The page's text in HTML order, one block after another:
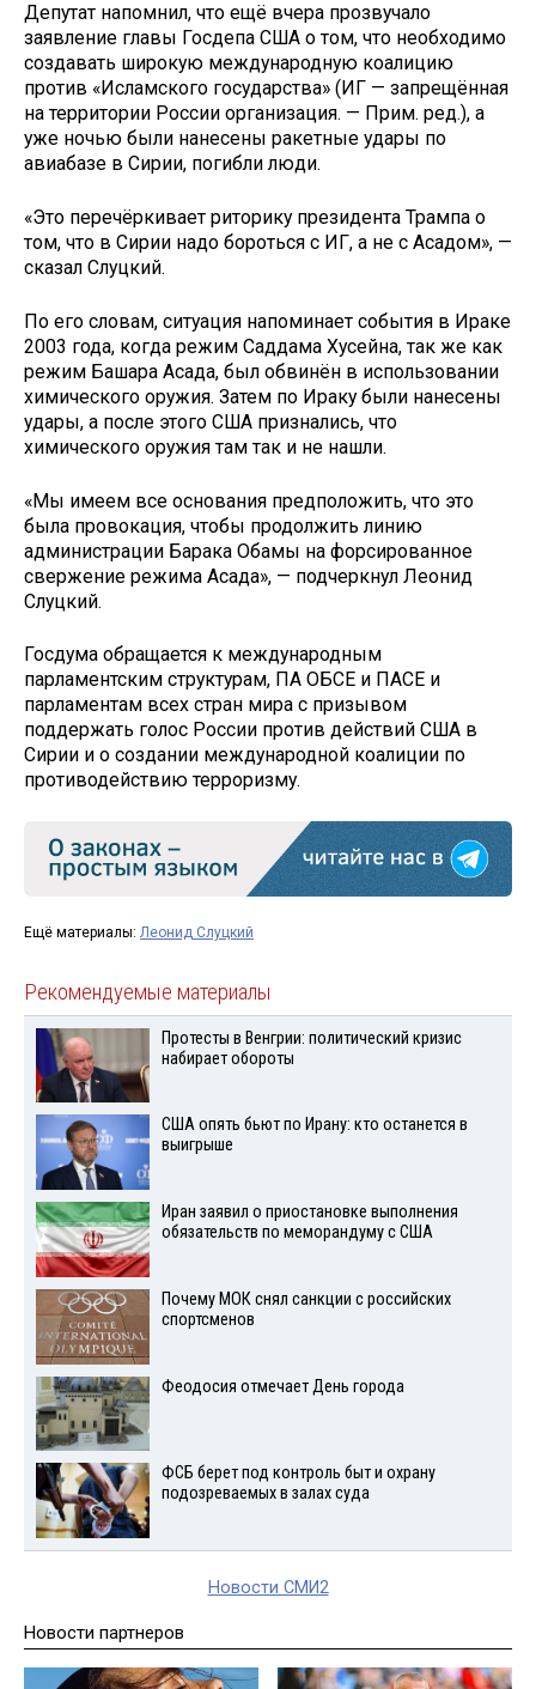
Депутат напомнил, что ещё вчера прозвучало
заявление главы Госдепа США о том, что необходимо
создавать широкую международную коалицию
против «Исламского государства» (ИГ — запрещённая
на территории России организация. — Прим. ред.), а
уже ночью были нанесены ракетные удары по
авиабазе в Сирии, погибли люди.
«Это перечёркивает риторику президента Трампа о
том, что в Сирии надо бороться с ИГ, а не с Асадом», —
сказал Слуцкий.
По его словам, ситуация напоминает события в Ираке
2003 года, когда режим Саддама Хусейна, так же как
режим Башара Асада, был обвинён в использовании
химического оружия. Затем по Ираку были нанесены
удары, а после этого США признались, что
химического оружия там так и не нашли.
«Мы имеем все основания предположить, что это
была провокация, чтобы продолжить линию
администрации Барака Обамы на форсированное
свержение режима Асада», — подчеркнул Леонид
Слуцкий.
Госдума обращается к международным
парламентским структурам, ПА ОБСЕ и ПАСЕ и
парламентам всех стран мира с призывом
поддержать голос России против действий США в
Сирии и о создании международной коалиции по
противодействию терроризму.
Ещё материалы: Леонид Слуцкий
Рекомендуемые материалы
Протесты в Венгрии: политический кризис
набирает обороты
США опять бьют по Ирану: кто останется в
выигрыше
Иран заявил о приостановке выполнения
обязательств по меморандуму с США
Почему МОК снял санкции с российских
спортсменов
Феодосия отмечает День города
ФСБ берет под контроль быт и охрану
подозреваемых в залах суда
Новости СМИ2
Новости партнеров